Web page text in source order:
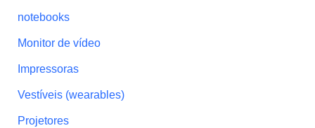
notebooks
Monitor de vídeo
Impressoras
Vestíveis (wearables)
Projetores